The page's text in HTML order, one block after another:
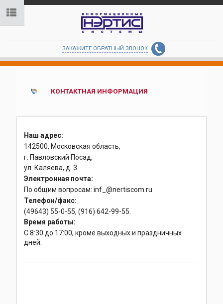
ЗАКАЖИТЕ ОБРАТНЫЙ ЗВОНОК
КОНТАКТНАЯ ИНФОРМАЦИЯ
Наш адрес:
142500, Московская область,
г. Павловский Посад,
ул. Каляева, д. 3.
Электронная почта:
По общим вопросам: inf_@nertiscom.ru
Телефон/факс:
(49643) 55-0-55, (916) 642-99-55.
Время работы:
С 8:30 до 17:00, кроме выходных и праздничных
дней.